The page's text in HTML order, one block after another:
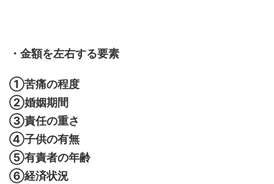
・金額を左右する要素
①苦痛の程度
②婚姻期間
③責任の重さ
④子供の有無
⑤有責者の年齢
⑥経済状況